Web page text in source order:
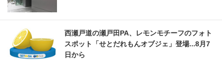
西瀬戸道の瀬戸田PA、レモンモチーフのフォト
スポット「せとだれもんオブジェ」登場...8月7
日から